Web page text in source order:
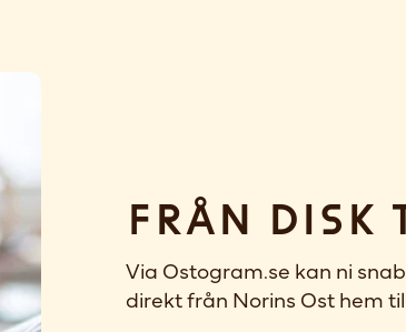
Från
Via Ostogram.se kan ni
direkt från Norins Ost hem